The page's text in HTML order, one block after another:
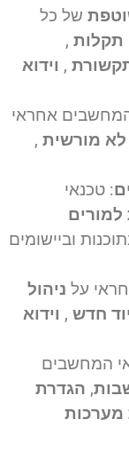
של כל
תקלות ,
, וידוא
אחראי
מורשית ,
: טכנאי
וביישומים
על ניהול
חדש , וידוא
המחשבים
, הגדרת
מערכות